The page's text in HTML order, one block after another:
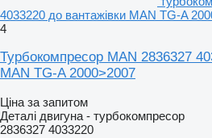
4033220 до вантажівки MAN TG-A
4
Турбокомпресор MAN 2836327
MAN TG-A 2000>2007
Ціна за запитом
Деталі двигуна - турбокомпресор
2836327 4033220